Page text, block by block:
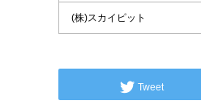
(株)スカイピット
Tweet